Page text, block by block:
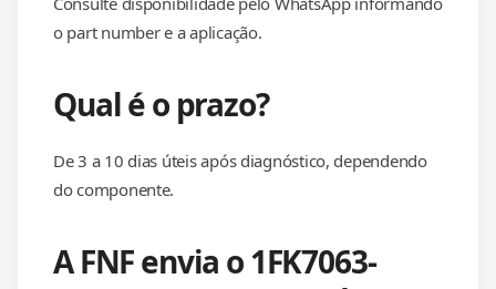
o part number e a aplicação.
Qual é o prazo?
De 3 a 10 dias úteis após diagnóstico, dependendo
do componente.
A FNF envia o 1FK7063-